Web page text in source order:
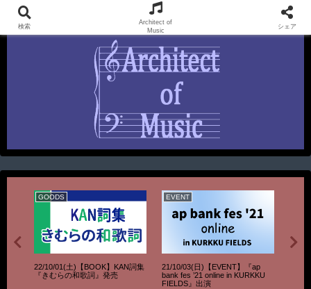
KAN UnOfficial FanSite & SEI Official FunSite
GOODS
22/10/01(土)【BOOK】KAN詞集
『きむらの和歌詞』発売
EVENT
21/10/03(日)【EVENT】『ap
bank fes ’21 online in KURKKU
FIELDS』出演
検索
Architect of
Music
シェア